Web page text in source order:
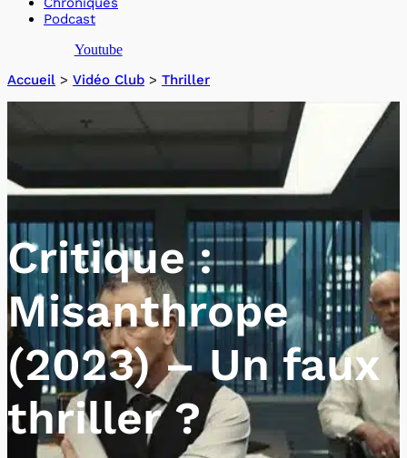
Podcast
Youtube
Accueil > Vidéo Club > Thriller
Critique :
Misanthrope
(2023) – Un faux
thriller ?